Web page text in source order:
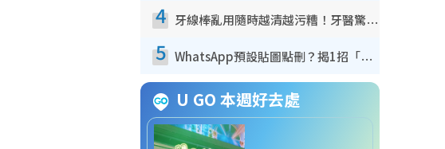
4 牙線棒亂用隨時越清越污糟！牙醫驚揭盲目過戶細菌恐致蛀牙：呢種先係日常真保養
5 WhatsApp預設貼圖點刪？揭1招「反向操作」還原簡潔介面 附3步實測教學
U GO 本週好去處